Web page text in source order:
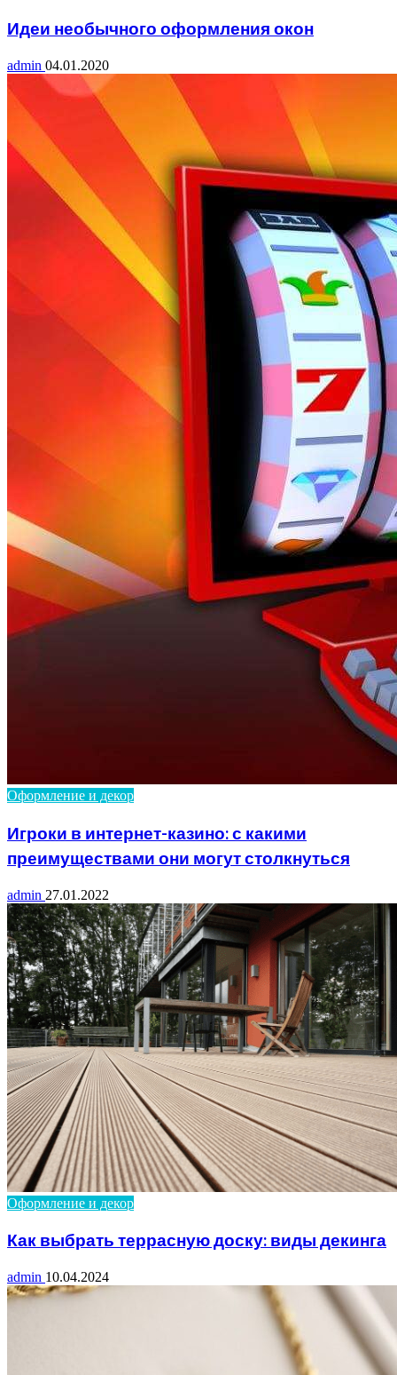
Идеи необычного оформления окон
admin 04.01.2020
Оформление и декор
Игроки в интернет-казино: с какими
преимуществами они могут столкнуться
admin 27.01.2022
Оформление и декор
Как выбрать террасную доску: виды декинга
admin 10.04.2024